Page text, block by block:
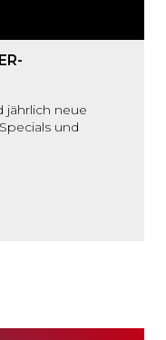
jährlich neue
und